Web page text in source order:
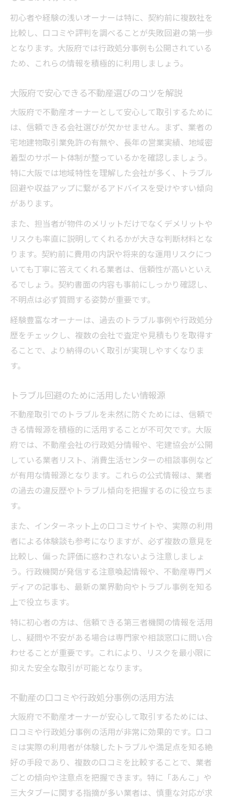
初心者や経験の浅いオーナーは特に、契約前に複数社を
比較し、口コミや評判を調べることが失敗回避の第一歩
となります。大阪府では行政処分事例も公開されている
ため、これらの情報を積極的に利用しましょう。
大阪府で安心できる不動産選びのコツを解説
大阪府で不動産オーナーとして安心して取引するために
は、信頼できる会社選びが欠かせません。まず、業者の
宅地建物取引業免許の有無や、長年の営業実績、地域密
着型のサポート体制が整っているかを確認しましょう。
特に大阪では地域特性を理解した会社が多く、トラブル
回避や収益アップに繋がるアドバイスを受けやすい傾向
があります。
また、担当者が物件のメリットだけでなくデメリットや
リスクも率直に説明してくれるかが大きな判断材料とな
ります。契約前に費用の内訳や将来的な運用リスクにつ
いても丁寧に答えてくれる業者は、信頼性が高いといえ
るでしょう。契約書面の内容も事前にしっかり確認し、
不明点は必ず質問する姿勢が重要です。
経験豊富なオーナーは、過去のトラブル事例や行政処分
歴をチェックし、複数の会社で査定や見積もりを取得す
ることで、より納得のいく取引が実現しやすくなりま
す。
トラブル回避のために活用したい情報源
不動産取引でのトラブルを未然に防ぐためには、信頼で
きる情報源を積極的に活用することが不可欠です。大阪
府では、不動産会社の行政処分情報や、宅建協会が公開
している業者リスト、消費生活センターの相談事例など
が有用な情報源となります。これらの公式情報は、業者
の過去の違反歴やトラブル傾向を把握するのに役立ちま
す。
また、インターネット上の口コミサイトや、実際の利用
者による体験談も参考になりますが、必ず複数の意見を
比較し、偏った評価に惑わされないよう注意しましょ
う。行政機関が発信する注意喚起情報や、不動産専門メ
ディアの記事も、最新の業界動向やトラブル事例を知る
上で役立ちます。
特に初心者の方は、信頼できる第三者機関の情報を活用
し、疑問や不安がある場合は専門家や相談窓口に問い合
わせることが重要です。これにより、リスクを最小限に
抑えた安全な取引が可能となります。
不動産の口コミや行政処分事例の活用方法
大阪府で不動産オーナーが安心して取引するためには、
口コミや行政処分事例の活用が非常に効果的です。口コ
ミは実際の利用者が体験したトラブルや満足点を知る絶
好の手段であり、複数の口コミを比較することで、業者
ごとの傾向や注意点を把握できます。特に「あんこ」や
三大タブーに関する指摘が多い業者は、慎重な対応が求